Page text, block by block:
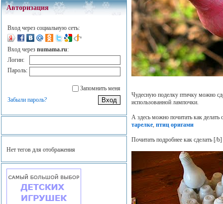
Авторизация
Вход через социальную сеть:
Вход через numama.ru:
Логин:
Пароль:
Запомнить меня
Забыли пароль?
Нет тегов для отображения
Чудесную поделку птичку можно
использованной лампочки.
А здесь можно почитать как
тарелке, птиц оригами
Почитать подробнее как сделать [/b]